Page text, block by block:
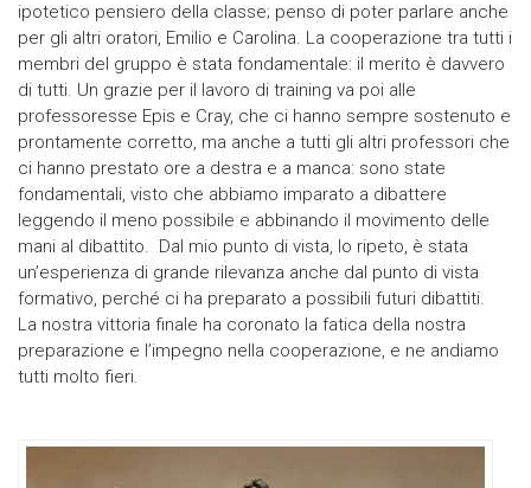
ipotetico pensiero della classe; penso di poter parlare anche
per gli altri oratori, Emilio e Carolina. La cooperazione tra tutti i
membri del gruppo è stata fondamentale: il merito è davvero
di tutti. Un grazie per il lavoro di training va poi alle
professoresse Epis e Cray, che ci hanno sempre sostenuto e
prontamente corretto, ma anche a tutti gli altri professori che
ci hanno prestato ore a destra e a manca: sono state
fondamentali, visto che abbiamo imparato a dibattere
leggendo il meno possibile e abbinando il movimento delle
mani al dibattito. Dal mio punto di vista, lo ripeto, è stata
un’esperienza di grande rilevanza anche dal punto di vista
formativo, perché ci ha preparato a possibili futuri dibattiti.
La nostra vittoria finale ha coronato la fatica della nostra
preparazione e l’impegno nella cooperazione, e ne andiamo
tutti molto fieri.